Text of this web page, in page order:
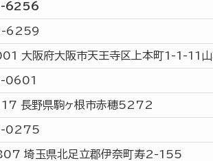
6256
6259
大阪府大阪市天王寺区上本町1-1-11山
0601
長野県駒ヶ根市赤穂5272
0275
埼玉県北足立郡伊奈町寿2-155